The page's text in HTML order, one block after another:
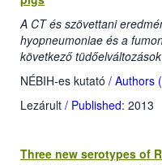
A CT és szövettani
hyopneumoniae és a
következő
NÉBIH-es kutató / Authors
Lezárult / Published: 2013
Three new serotypes of